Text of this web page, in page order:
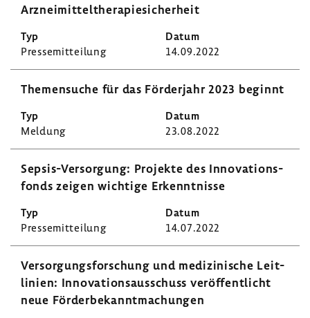
Arznei­mit­tel­the­ra­pie­si­cher­heit
Pres­se­mit­tei­lung 14.09.2022
Themen­suche für das Förder­jahr 2023 beginnt
Meldung 23.08.2022
Sepsis-​Versorgung: Projekte des Inno­va­ti­ons­
fonds zeigen wich­tige Erkennt­nisse
Pres­se­mit­tei­lung 14.07.2022
Versor­gungs­for­schung und medi­zi­ni­sche Leit­
li­nien: Inno­va­ti­ons­aus­schuss veröf­fent­licht
neue Förder­be­kannt­ma­chungen